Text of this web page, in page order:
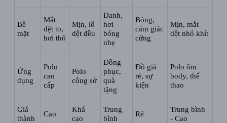
Bề
mặt
Mắt
dệt to,
hơi thô
Mịn, lỗ
dệt đều
Đanh,
hơi
bóng
nhẹ
Bóng,
cảm giác
cứng
Mịn, mắt
dệt nhỏ khít
Ứng
dụng
Polo
cao
cấp
Polo
công sở
Đồng
phục,
quà
tặng
Đồ giá
rẻ, sự
kiện
Polo ôm
body, thể
thao
Giá
thành
Cao
Khá
cao
Trung
bình
Rẻ
Trung bình
- Cao